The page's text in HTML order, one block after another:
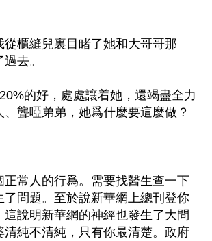
從櫃縫兒裏目睹了她和大哥哥那
去。
的好，處處讓着她，還竭盡全力
聾啞弟弟，她爲什麼要這麼做？
正常人的行爲。需要找醫生查一下
了問題。至於說新華網上總刊登你
這說明新華網的神經也發生了大問
清純不清純，只有你最清楚。政府